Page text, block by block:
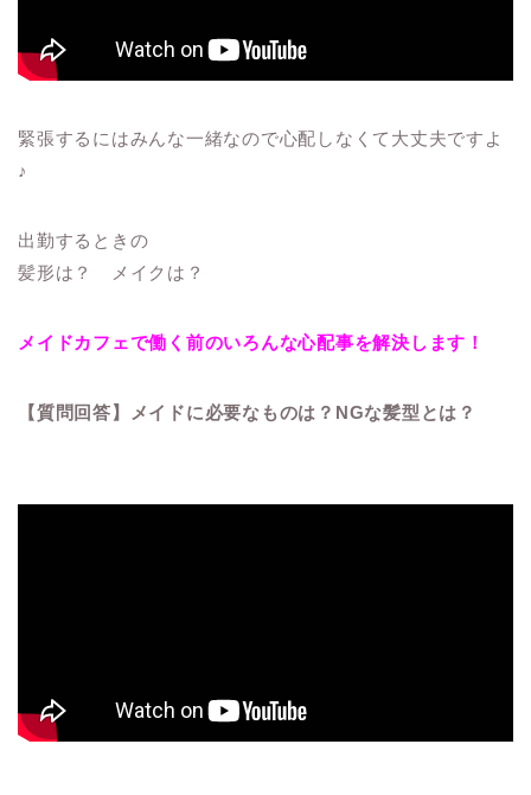
緊張するにはみんな一緒なので心配しなくて大丈夫ですよ
♪
出勤するときの
髪形は？ メイクは？
メイドカフェで働く前のいろんな心配事を解決します！
【質問回答】メイドに必要なものは？NGな髪型とは？